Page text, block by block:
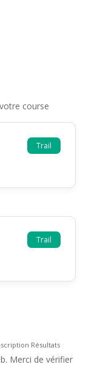
course
Trail
Trail
Résultats
Merci de vérifier